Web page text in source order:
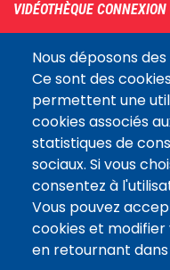
Nous déposons
Ce sont des
permettent une
cookies associés
statistiques de
sociaux. Si vous
consentez à
Vous pouvez
cookies et
en retournant
VIDÉOTHÈQUE CONNEXION
ARCHIVES
COOKIES
Assemblée
nationaleLE SITE DE